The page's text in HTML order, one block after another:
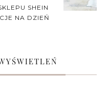
SHEIN
NA DZIEŃ